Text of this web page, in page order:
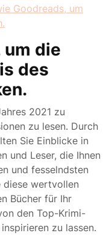
Goodreads, um
um die
des
2021 zu
zu lesen. Durch
Sie Einblicke in
und Leser, die Ihnen
und fesselndsten
diese wertvollen
Bücher für Ihr
den Top-Krimi-
zu lassen.